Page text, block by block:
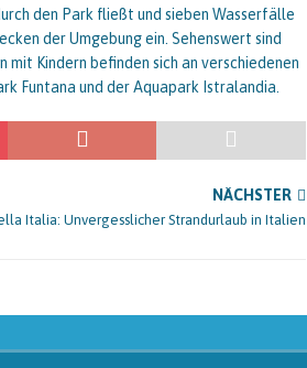
den Park fließt und sieben Wasserfälle
der Umgebung ein. Sehenswert sind
mit Kindern befinden sich an verschiedenen
Funtana und der Aquapark Istralandia.
NÄCHSTER
Italia: Unvergesslicher Strandurlaub in Italien